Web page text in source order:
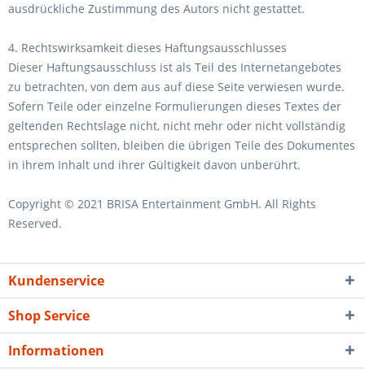
ausdrückliche Zustimmung des Autors nicht gestattet.
4. Rechtswirksamkeit dieses Haftungsausschlusses
Dieser Haftungsausschluss ist als Teil des Internetangebotes
zu betrachten, von dem aus auf diese Seite verwiesen wurde.
Sofern Teile oder einzelne Formulierungen dieses Textes der
geltenden Rechtslage nicht, nicht mehr oder nicht vollständig
entsprechen sollten, bleiben die übrigen Teile des Dokumentes
in ihrem Inhalt und ihrer Gültigkeit davon unberührt.
Copyright © 2021 BRISA Entertainment GmbH. All Rights
Reserved.
Kundenservice
Shop Service
Informationen